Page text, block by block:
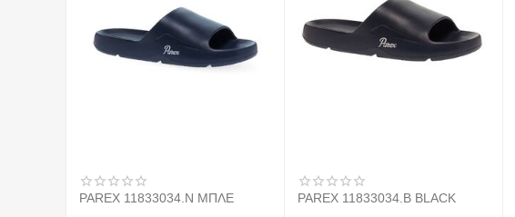
PAREX 11833034.N ΜΠΛΕ PAREX 11833034.B BLACK